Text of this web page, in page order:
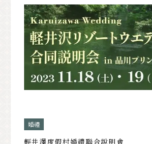
婚禮
輕井澤度假村婚禮聯合說明會